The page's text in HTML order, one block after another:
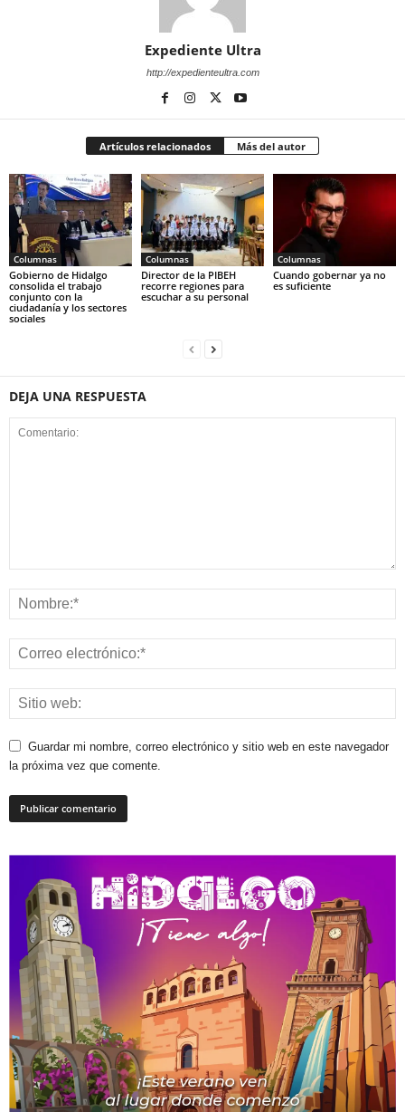
Expediente Ultra
http://expedienteultra.com
Artículos relacionados Más del autor
Columnas
Gobierno de Hidalgo
consolida el trabajo
conjunto con la
ciudadanía y los sectores
sociales
Columnas
Director de la PIBEH
recorre regiones para
escuchar a su personal
Columnas
Cuando gobernar ya no
es suficiente
DEJA UNA RESPUESTA
Guardar mi nombre, correo electrónico y sitio web en este navegador
la próxima vez que comente.